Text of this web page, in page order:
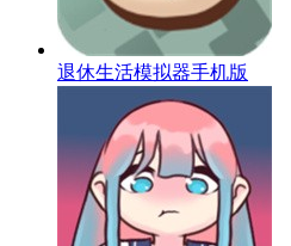
退休生活模拟器手机版